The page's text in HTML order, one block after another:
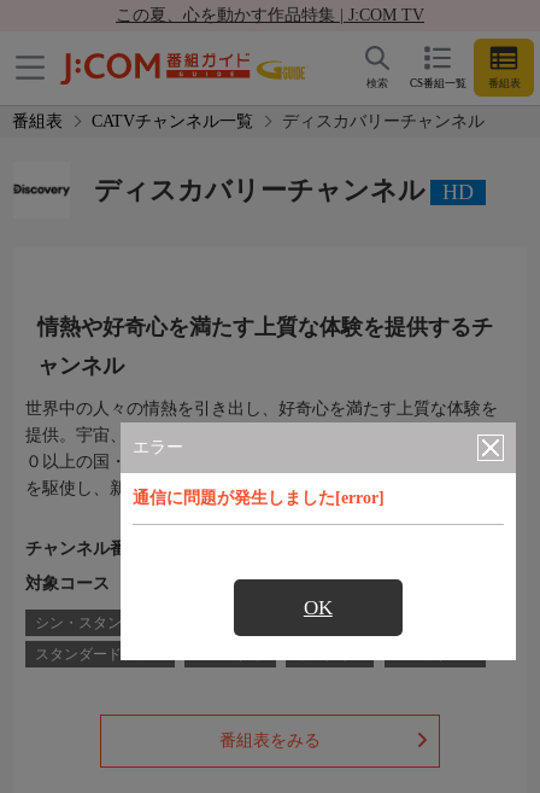
この夏、心を動かす作品特集 | J:COM TV
CS番組一覧 番組表
検索
番組表 CATVチャンネル一覧 ディスカバリーチャンネル
エラー
通信に問題が発生しました[error]
OK
ディスカバリーチャンネル HD
情熱や好奇心を満たす上質な体験を提供するチ
ャンネル
世界中の人々の情熱を引き出し、好奇心を満たす上質な体験を
提供。宇宙、クルマ、サバイバルなど多岐に渡る情報を、２２
０以上の国・地域で配信されている世界最大級のネットワーク
を駆使し、新しい発見とともにお届け。
チャンネル番号
対象コース
J:COM TVコース一覧
シン・スタンダード シン・スタンダードプラス
スタンダードプラス
番組表をみる